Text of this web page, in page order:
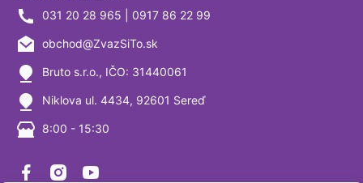
031 20 28 965 | 0917 86 22 99
obchod@ZvazSiTo.sk
Bruto s.r.o., IČO: 31440061
Niklova ul. 4434, 92601 Sereď
8:00 - 15:30